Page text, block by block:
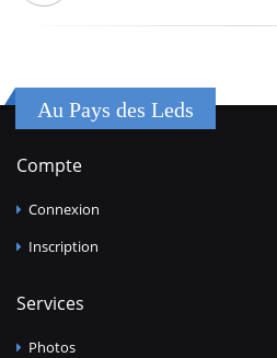
Au Pays des Leds
Compte
Connexion
Inscription
Services
Photos